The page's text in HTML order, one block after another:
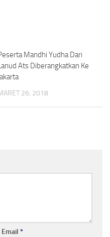
Mandhi Yudha Dari
Ats Diberangkatkan Ke
26, 2018
Email *